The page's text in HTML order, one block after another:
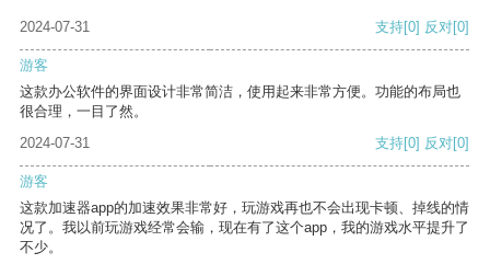
2024-07-31 支持[0] 反对[0]
游客
这款办公软件的界面设计非常简洁，使用起来非常方便。功能的布局也
很合理，一目了然。
2024-07-31
支持[0] 反对[0]
游客
这款加速器app的加速效果非常好，玩游戏再也不会出现卡顿、掉线的情
况了。我以前玩游戏经常会输，现在有了这个app，我的游戏水平提升了
不少。